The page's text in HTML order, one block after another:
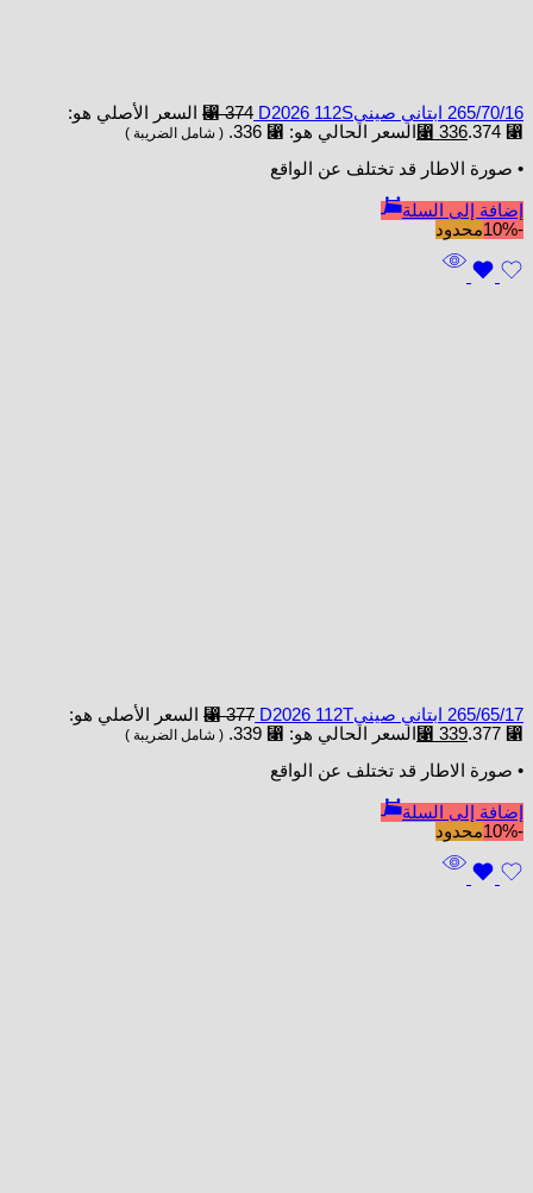
265/70/16 ابتاني صينيD2026 112S ⃁374
السعر الأصلي هو:
⃁ 374.
⃁ 336 السعر الحالي هو: ⃁ 336. ( شامل الضريبة )
• صورة الاطار قد تختلف عن الواقع
إضافة إلى السلة
-10%
محدود
265/65/17 ابتاني صينيD2026 112T ⃁377
السعر الأصلي هو:
⃁ 377.
⃁ 339 السعر الحالي هو: ⃁ 339. ( شامل الضريبة )
• صورة الاطار قد تختلف عن الواقع
إضافة إلى السلة
-10%
محدود